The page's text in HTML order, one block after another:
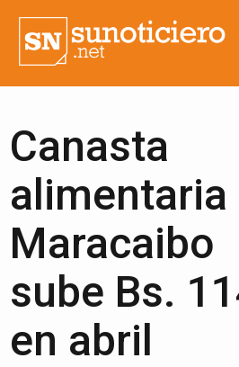
Canasta
alimentaria
Maracaibo
sube Bs.
en abril